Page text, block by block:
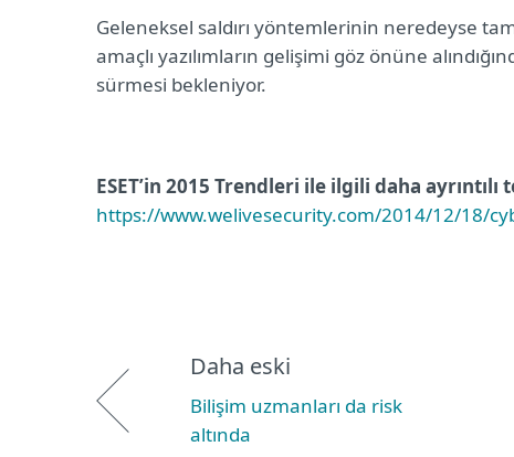
Geleneksel saldırı yöntemlerinin neredeyse
amaçlı yazılımların gelişimi göz önüne
sürmesi bekleniyor.
ESET’in 2015 Trendleri ile ilgili daha
https://www.welivesecurity.com/2014/12/18/
Daha eski
Bilişim uzmanları da risk
altında